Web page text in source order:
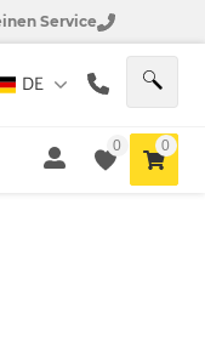
Service
DE
0 0